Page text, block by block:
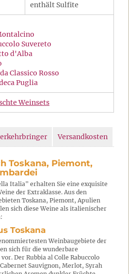
enthält Sulfite
Suvereto
d'Alba
Classico Rosso
Puglia
Weinsets
Versandkosten
Toskana, Piemont,
Italia" erhalten Sie eine exquisite
der Extraklasse. Aus den
Toskana, Piemont, Apulien
sich diese Weine als italienischer
Toskana
Weinbaugebiete der
sich für die wunderbare
Der Rubbia al Colle Rabuccolo
Sauvignon, Merlot, Syrah